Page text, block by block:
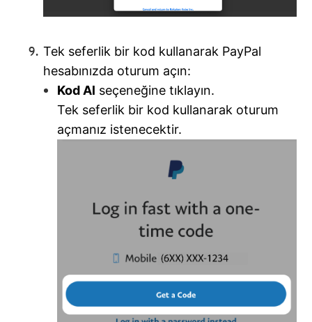
Tek seferlik bir kod kullanarak PayPal
hesabınızda oturum açın:
Kod Al seçeneğine tıklayın.
Tek seferlik bir kod kullanarak oturum
açmanız istenecektir.